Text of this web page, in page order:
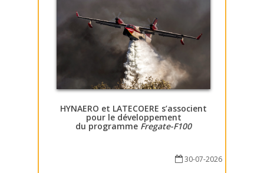
HYNAERO et LATECOERE s’associent
pour le développement
du programme Fregate-F100
30-07-2026